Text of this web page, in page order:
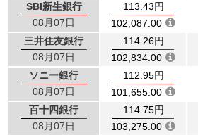
SBI新生銀行
08月07日
113.43円
102,087.00
三井住友銀行
08月07日
114.26円
102,834.00
ソニー銀行
08月07日
112.95円
101,655.00
百十四銀行
08月07日
114.75円
103,275.00